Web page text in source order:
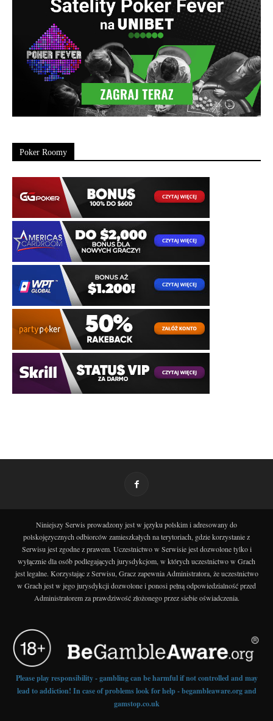
Poker Roomy
Niniejszy Serwis prowadzony jest w języku polskim i adresowany do
polskojęzycznych odbiorców zamieszkałych na terytoriach, gdzie korzystanie z
Serwisu jest zgodne z prawem. Uczestnictwo w Serwisie jest dozwolone tylko i
wyłącznie dla osób podlegających jurysdykcjom, w których uczestnictwo w Grach
jest legalne. Korzystając z Serwisu, Gracz zapewnia Administratora, że uczestnictwo
w Grach jest w jego jurysdykcji dozwolone i ponosi pełną odpowiedzialność przed
Administratorem za prawdziwość złożonego przez siebie oświadczenia.
Please play responsibility - gambling can be harmful if not controlled and may
lead to addiction! In case of problems look for help - begambleaware.org and
gamstop.co.uk